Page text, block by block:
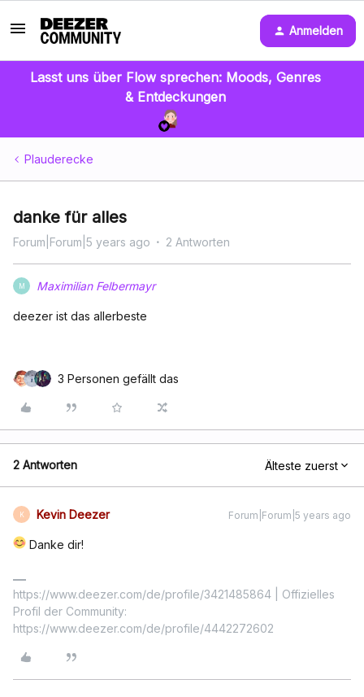
Anmelden
Lasst uns über Flow sprechen: Moods, Genres
& Entdeckungen
Plauderecke
danke für alles
Forum|Forum|5 years ago 2 Antworten
M Maximilian Felbermayr
deezer ist das allerbeste
3 Personen gefällt das
2 Antworten Älteste zuerst
K Kevin Deezer Forum|Forum|5 years ago
Danke dir!
https://www.deezer.com/de/profile/3421485864 | Offizielles
Profil der Community:
https://www.deezer.com/de/profile/4442272602